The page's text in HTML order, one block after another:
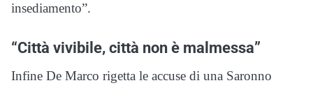
insediamento”.
“Città vivibile, città non è malmessa”
Infine De Marco rigetta le accuse di una Saronno